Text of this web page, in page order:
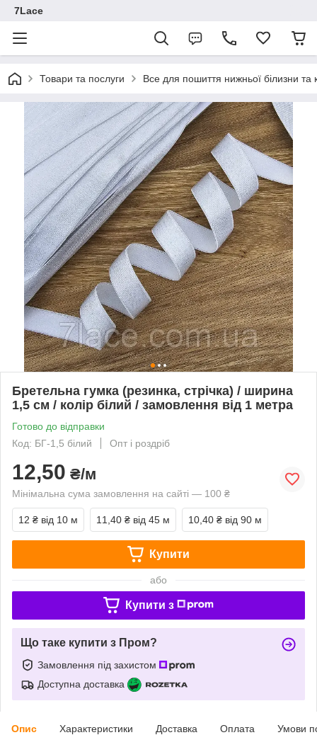
7Lace
Товари та послуги Все для пошиття нижньої білизни та
Бретельна гумка (резинка, стрічка) / ширина
1,5 см / колір білий / замовлення від 1 метра
Готово до відправки
Код: БГ-1,5 білий
Опт і роздріб
12,50 ₴/м
Мінімальна сума замовлення на сайті — 100 ₴
12 ₴ від 10 м 11,40 ₴ від 45 м 10,40 ₴ від 90 м
Купити
або
Купити з
Що таке купити з Пром?
Замовлення під захистом
Доступна доставка
Опис Характеристики Доставка Оплата Умови